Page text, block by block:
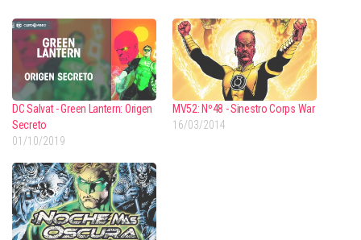
DC Salvat - Green Lantern: Origen
Secreto
01/10/2019
MV52: Nº48 - Sinestro Corps War
16/03/2014